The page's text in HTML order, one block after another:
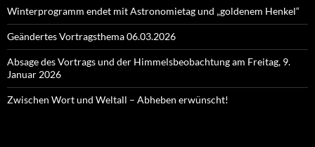
Winterprogramm endet mit Astronomietag und „goldenem Henkel“
Geändertes Vortragsthema 06.03.2026
Absage des Vortrags und der Himmelsbeobachtung am Freitag, 9.
Januar 2026
Zwischen Wort und Weltall – Abheben erwünscht!